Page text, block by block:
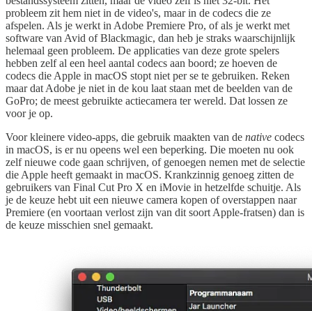
probleem zit hem niet in de video's, maar in de codecs die ze
afspelen. Als je werkt in Adobe Premiere Pro, of als je werkt met
software van Avid of Blackmagic, dan heb je straks waarschijnlijk
helemaal geen probleem. De applicaties van deze grote spelers
hebben zelf al een heel aantal codecs aan boord; ze hoeven de
codecs die Apple in macOS stopt niet per se te gebruiken. Reken
maar dat Adobe je niet in de kou laat staan met de beelden van de
GoPro; de meest gebruikte actiecamera ter wereld. Dat lossen ze
voor je op.
Voor kleinere video-apps, die gebruik maakten van de native codecs
in macOS, is er nu opeens wel een beperking. Die moeten nu ook
zelf nieuwe code gaan schrijven, of genoegen nemen met de selectie
die Apple heeft gemaakt in macOS. Krankzinnig genoeg zitten de
gebruikers van Final Cut Pro X en iMovie in hetzelfde schuitje. Als
je de keuze hebt uit een nieuwe camera kopen of overstappen naar
Premiere (en voortaan verlost zijn van dit soort Apple-fratsen) dan is
de keuze misschien snel gemaakt.